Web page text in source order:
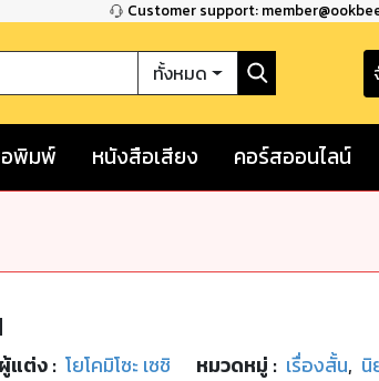
Customer support:
ทั้งหมด
พิมพ์ หนังสือเสียง คอร์สออนไลน์
ผู้แต่ง : โยโคมิโซะ เซชิ หมวดหมู่ : เรื่องสั้น, นิ